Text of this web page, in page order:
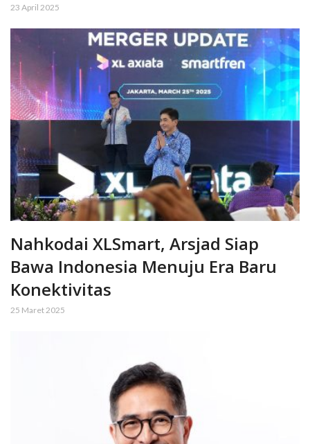
23 April 2025
Nahkodai XLSmart, Arsjad Siap
Bawa Indonesia Menuju Era Baru
Konektivitas
25 Maret 2025